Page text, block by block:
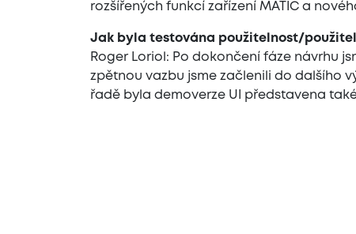
rozšířených funkcí zařízení MATIC a
Jak byla testována použitelnost/
Roger Loriol: Po dokončení fáze návrhu
zpětnou vazbu jsme začlenili do dalšího
řadě byla demoverze UI představena